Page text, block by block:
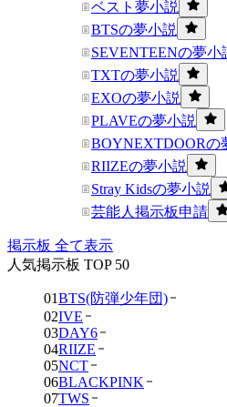
ベスト夢小説
BTSの夢小説
SEVENTEENの夢小
TXTの夢小説
EXOの夢小説
PLAVEの夢小説
BOYNEXTDOORの
RIIZEの夢小説
Stray Kidsの夢小説
芸能人掲示板申請
掲示板 全て表示
人気掲示板 TOP 50
01BTS(防弾少年団)
02IVE
03DAY6
04RIIZE
05NCT
06BLACKPINK
07TWS